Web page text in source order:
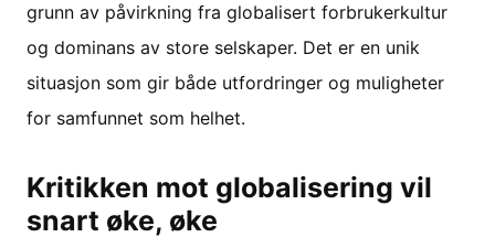
grunn av påvirkning fra globalisert forbrukerkultur
og dominans av store selskaper. Det er en unik
situasjon som gir både utfordringer og muligheter
for samfunnet som helhet.
Kritikken mot globalisering vil
snart øke, øke